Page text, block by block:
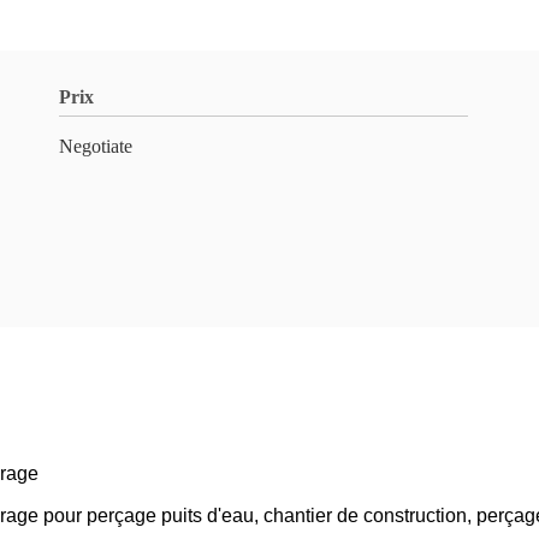
Prix
Negotiate
pour perçage puits d'eau, chantier de construction,